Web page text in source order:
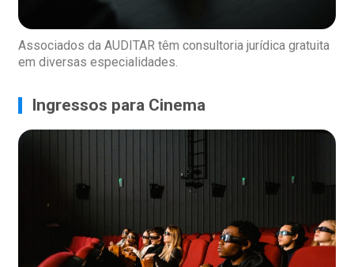
Associados da AUDITAR têm consultoria jurídica gratuita
em diversas especialidades.
Ingressos para Cinema